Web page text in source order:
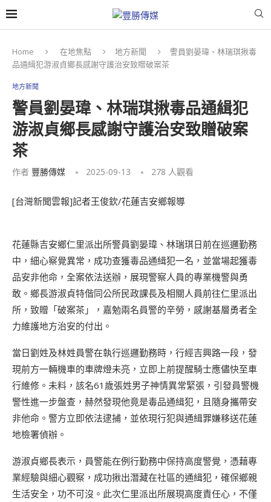
Home 在地焦點 地方新聞
警員劉晏瑋、林瑞琪揪毒
品通緝犯游淑貞鄉長感謝守護治安致贈破案茶
地方新聞
警員劉晏瑋、林瑞琪揪毒品通緝犯
游淑貞鄉長感謝守護治安致贈破案
茶
作者 豐勝傳媒 2025-09-13 278 人觀看
[台灣新聞雲報]記者王俊欽/花蓮吉安鄉報導
花蓮縣吉安鄉仁里派出所警員劉晏瑋、林瑞琪日前在巡邏勤務
中，細心察覺異常，成功查獲毒品通緝犯一名，並當場起獲毒
品安非他命，全案依法送辦，展現警察人員的專業機警與勇
敢。鄉長游淑貞特偕同公所民政課長及相關人員前往仁里派出
所，致贈「破案茶」，嘉勉兩名員警的辛勞，感謝基層勇者全
力維護地方治安的付出。
當日劉姓及林姓員警在執行巡邏勤務時，行經吉興路一段，發
現前方一輛機車的車牌燈未亮，立即上前提醒騎士應儘快至車
行維修。未料，該名61歲張姓男子神情異常緊張，引發員警機
警性進一步盤查，赫然發現他竟是毒品通緝犯，且隨身攜帶安
非他命。警方立即依法逮捕，並依現行犯與通緝罪嫌移送花蓮
地檢署偵辦。
游淑貞鄉長表示，員警能在例行勤務中保持高度警覺，憑藉專
業經驗與細心觀察，成功揪出潛藏在社區的通緝犯，確保鄉親
生活安全，功不可沒。此次仁里派出所展現高度責任心，不僅